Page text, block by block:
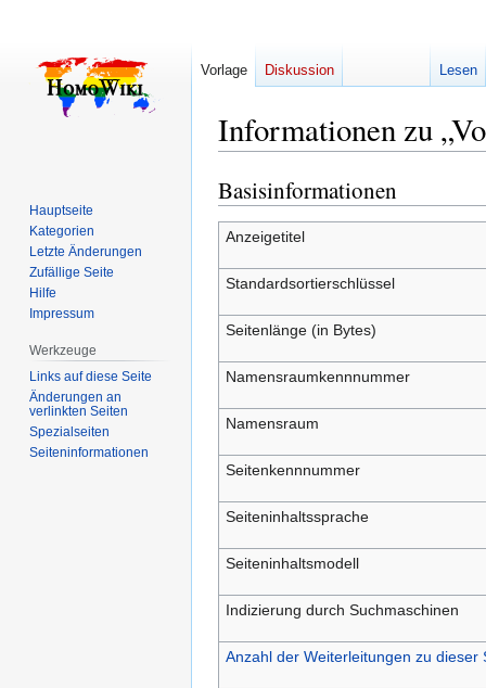
Informationen zu
Zur
Navigation
springen
Zur
Suche
springen
Basisinformationen
Anzeigetitel
Standardsortierschlüssel
Seitenlänge (in Bytes)
Namensraumkennnummer
Namensraum
Seitenkennnummer
Seiteninhaltssprache
Seiteninhaltsmodell
Indizierung durch Suchmaschinen
Anzahl der Weiterleitungen zu dieser
Vorlage Diskussion Lesen
Hauptseite
Kategorien
Letzte Änderungen
Zufällige Seite
Hilfe
Impressum
Werkzeuge
Links auf diese Seite
Änderungen an
verlinkten Seiten
Spezialseiten
Seiten­­informationen